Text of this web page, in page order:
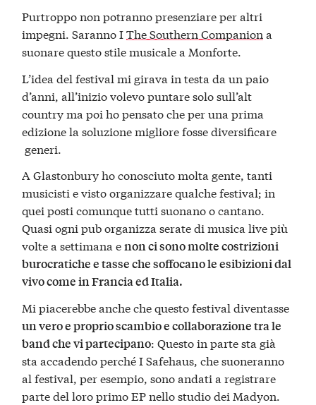
Purtroppo non potranno presenziare per altri
impegni. Saranno IThe Southern Companion a
suonare questo stile musicale a Monforte.
L’idea del festival mi girava in testa da un paio
d’anni, all’inizio volevo puntare solo sull’alt
country ma poi ho pensato che per una prima
edizione la soluzione migliore fosse diversificare
generi.
A Glastonbury ho conosciuto molta gente, tanti
musicisti e visto organizzare qualche festival; in
quei posti comunque tutti suonano o cantano.
Quasi ogni pub organizza serate di musica live più
volte a settimana enon ci sono molte costrizioni
burocratiche e tasse che soffocano le esibizioni dal
vivo come in Francia ed Italia.
Mi piacerebbe anche che questo festival diventasse
un vero e proprio scambio e collaborazione tra le
band che vi partecipano: Questo in parte sta già
sta accadendo perché I Safehaus, che suoneranno
al festival, per esempio, sono andati a registrare
parte del loro primo EP nello studio dei Madyon.